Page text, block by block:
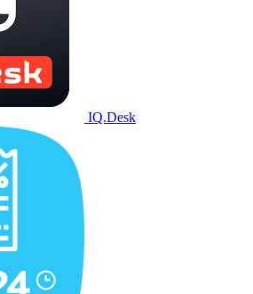
IQ.Desk